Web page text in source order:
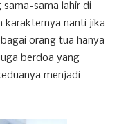
sama-sama lahir di
karakternya nanti jika
orang tua hanya
berdoa yang
menjadi